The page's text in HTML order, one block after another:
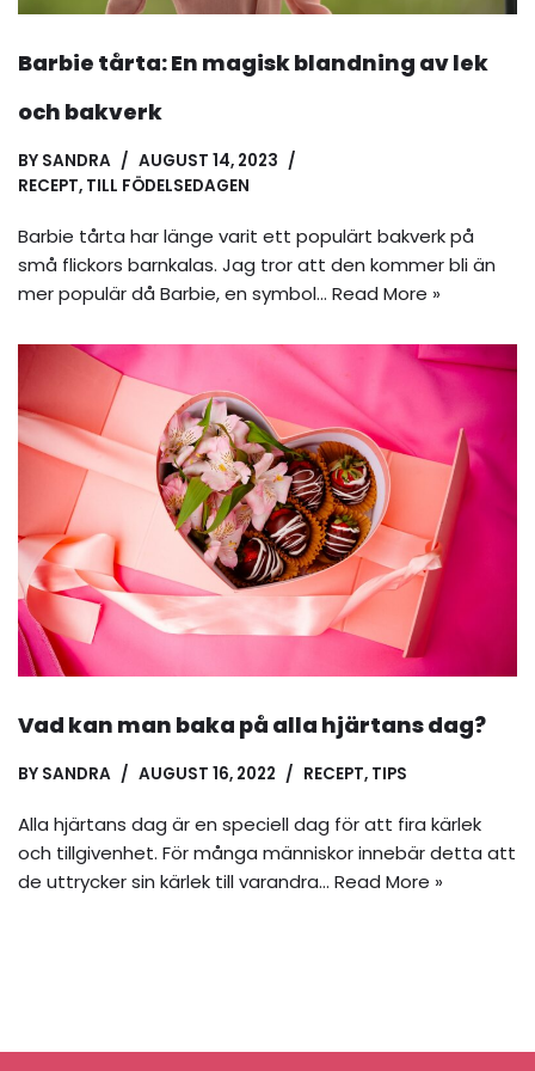
Barbie tårta: En magisk blandning av lek
och bakverk
BY SANDRA
AUGUST 14, 2023
RECEPT, TILL FÖDELSEDAGEN
Barbie tårta har länge varit ett populärt bakverk på
små flickors barnkalas. Jag tror att den kommer bli än
mer populär då Barbie, en symbol… Read More »
Vad kan man baka på alla hjärtans dag?
BY SANDRA AUGUST 16, 2022 RECEPT, TIPS
Alla hjärtans dag är en speciell dag för att fira kärlek
och tillgivenhet. För många människor innebär detta att
de uttrycker sin kärlek till varandra… Read More »